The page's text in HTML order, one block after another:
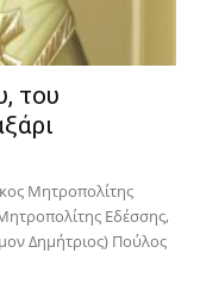
του
Μητροπολίτης
Εδέσσης,
Δημήτριος) Πούλος